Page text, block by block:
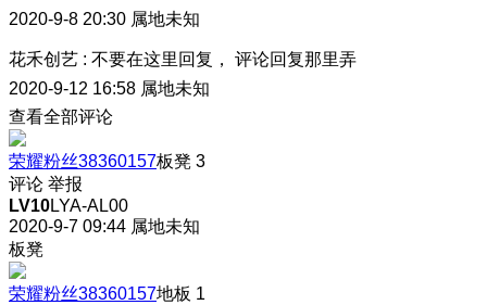
2020-9-8 20:30 属地未知
花禾创艺 : 不要在这里回复， 评论回复那里弄
2020-9-12 16:58 属地未知
查看全部评论
荣耀粉丝38360157板凳 3
评论 举报
LV10LYA-AL00
2020-9-7 09:44 属地未知
板凳
荣耀粉丝38360157地板 1